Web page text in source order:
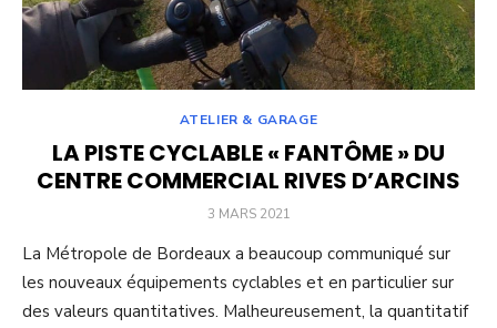
ATELIER & GARAGE
LA PISTE CYCLABLE « FANTÔME » DU
CENTRE COMMERCIAL RIVES D’ARCINS
POSTED
3 MARS 2021
La Métropole de Bordeaux a beaucoup communiqué sur
les nouveaux équipements cyclables et en particulier sur
des valeurs quantitatives. Malheureusement, la quantitatif